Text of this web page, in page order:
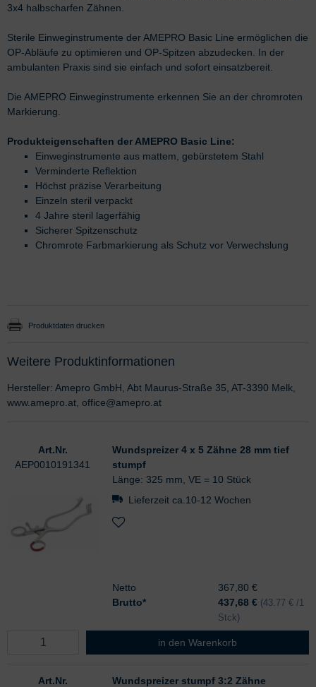
3x4 halbscharfen Zähnen.
Sterile Einweginstrumente der AMEPRO Basic Line ermöglichen die
OP-Abläufe zu optimieren und OP-Spitzen abzudecken. In der
ambulanten Praxis sind sie einfach und sofort einsatzbereit.
Die AMEPRO Einweginstrumente erkennen Sie an der chromroten
Markierung.
Produkteigenschaften der AMEPRO Basic Line:
Einweginstrumente aus mattem, gebürstetem Stahl
Verminderte Reflektion
Höchst präzise Verarbeitung
Einzeln steril verpackt
4 Jahre steril lagerfähig
Sicherer Spitzenschutz
Chromrote Farbmarkierung als Schutz vor Verwechslung
Produktdaten drucken
Weitere Produktinformationen
Hersteller: Amepro GmbH, Abt Maurus-Straße 35, AT-3390 Melk,
www.amepro.at, office@amepro.at
Art.Nr.
AEP0010191341
Wundspreizer 4 x 5 Zähne 28 mm tief
stumpf
Länge: 325 mm, VE = 10 Stück
Lieferzeit ca.10-12 Wochen
Netto
367,80 €
Brutto*
437,68 € (43.77 € /1
Stck)
Wundspreizer 4 x 5 Zähne 28 mm
in den Warenkorb
Art.Nr.
Wundspreizer stumpf 3:2 Zähne